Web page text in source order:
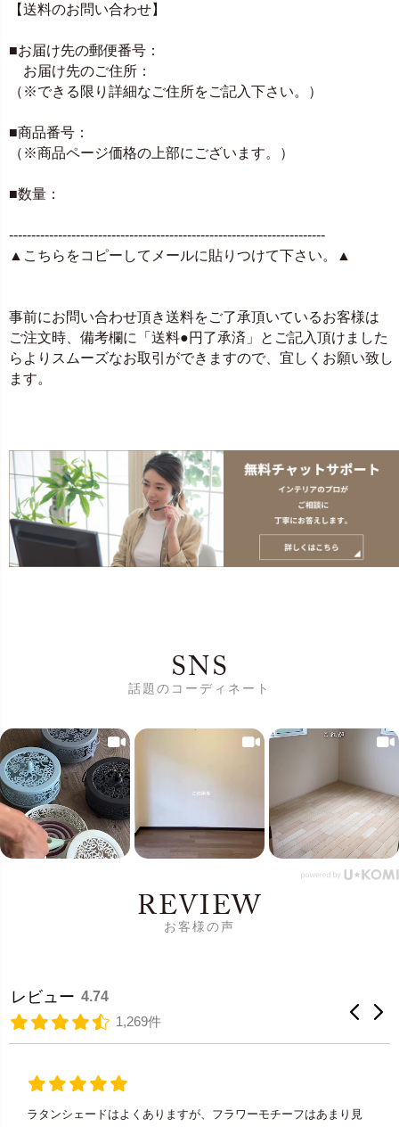
【送料のお問い合わせ】
■お届け先の郵便番号：
お届け先のご住所：
（※できる限り詳細なご住所をご記入下さい。）
■商品番号：
（※商品ページ価格の上部にございます。）
■数量：
-----------------------------------------------------------------------
▲こちらをコピーしてメールに貼りつけて下さい。▲
事前にお問い合わせ頂き送料をご了承頂いているお客様は
ご注文時、備考欄に「送料●円了承済」とご記入頂けました
らよりスムーズなお取引ができますので、宜しくお願い致し
ます。
SNS
話題のコーディネート
REVIEW
お客様の声
レビュー 4.74
1,269件
ラタンシェードはよくありますが、フラワーモチーフはあまり見